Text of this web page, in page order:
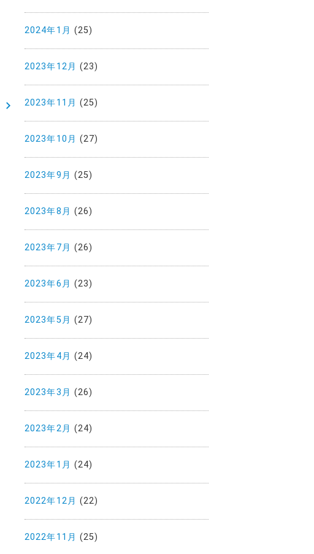
2024年1月 (25)
2023年12月 (23)
2023年11月 (25)
2023年10月 (27)
2023年9月 (25)
2023年8月 (26)
2023年7月 (26)
2023年6月 (23)
2023年5月 (27)
2023年4月 (24)
2023年3月 (26)
2023年2月 (24)
2023年1月 (24)
2022年12月 (22)
2022年11月 (25)